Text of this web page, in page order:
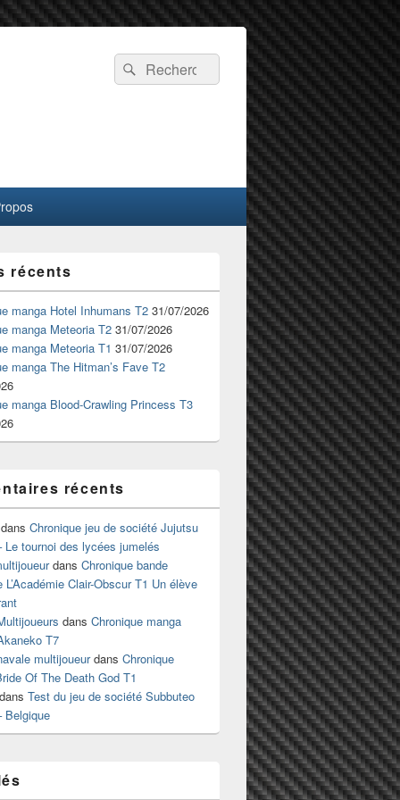
Recherche :
Rechercher
récents
manga Hotel Inhumans T2 31/07/2026
manga Meteoria T2 31/07/2026
manga Meteoria T1 31/07/2026
manga The Hitman’s Fave T2
manga Blood-Crawling Princess T3
récents
dans Chronique jeu de société Jujutsu
Le tournoi des lycées jumelés
dans Chronique bande
L’Académie Clair-Obscur T1 Un élève
dans Chronique manga
T7
multijoueurdans Chronique
Of The Death God T1
dans Test du jeu de société Subbuteo
Belgique